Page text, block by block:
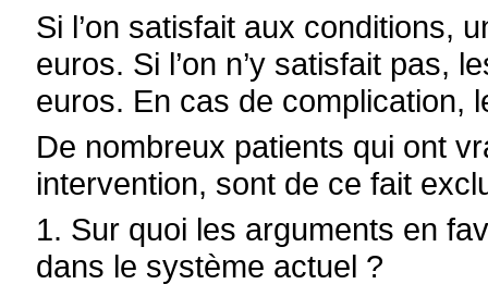
Si l’on satisfait aux conditions,
euros. Si l’on n’y satisfait pas,
euros. En cas de complication,
De nombreux patients qui ont
intervention, sont de ce fait
1. Sur quoi les arguments en
dans le système actuel ?